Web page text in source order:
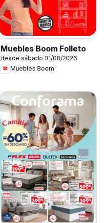
Muebles Boom Folleto
desde sábado 01/08/2026
Muebles Boom